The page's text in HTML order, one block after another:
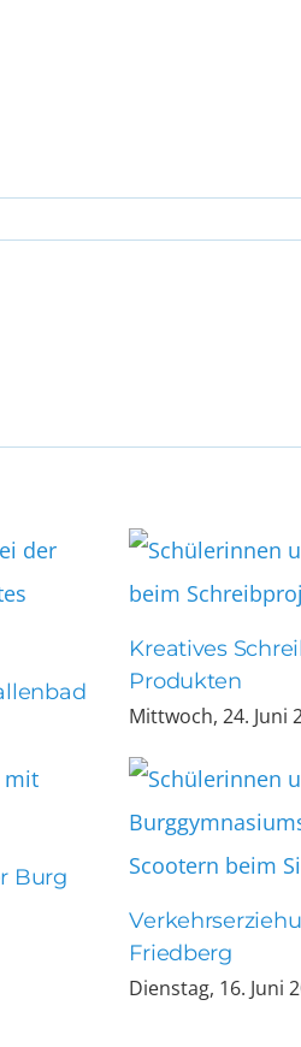
Kreatives
Produkten
Mittwoch, 24. Juni
Burg
Friedberg
Dienstag, 16. Juni